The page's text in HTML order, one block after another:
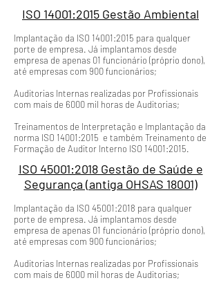
ISO 14001:2015 Gestão Ambiental
Implantação da ISO 14001:2015 para qualquer
porte de empresa. Já implantamos desde
empresa de apenas 01 funcionário (próprio dono),
até empresas com 900 funcionários;
Auditorias Internas realizadas por Profissionais
com mais de 6000 mil horas de Auditorias;
Treinamentos de Interpretação e Implantação da
norma ISO 14001:2015 e também Treinamento de
Formação de Auditor Interno ISO 14001:2015.
ISO 45001:2018 Gestão de Saúde e
Segurança (antiga OHSAS 18001)
Implantação da ISO 45001:2018 para qualquer
porte de empresa. Já implantamos desde
empresa de apenas 01 funcionário (próprio dono),
até empresas com 900 funcionários;
Auditorias Internas realizadas por Profissionais
com mais de 6000 mil horas de Auditorias;